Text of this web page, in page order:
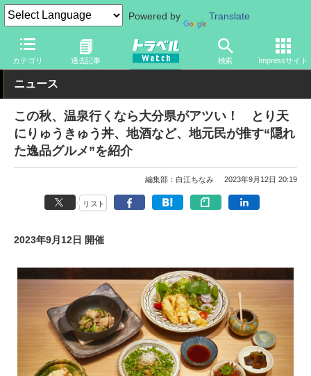
Powered by Translate
カテゴリ 過去記事 検索 Impressサイト
トラベル Watch 地域 国内旅行 九州
ニュース
この秋、温泉行くなら大分県がアツい！ とり天
にりゅうきゅう丼、地酒など、地元民が推す“隠れ
た逸品グルメ”を紹介
編集部：白江ちなみ 2023年9月12日 20:19
リスト
2023年9月12日 開催